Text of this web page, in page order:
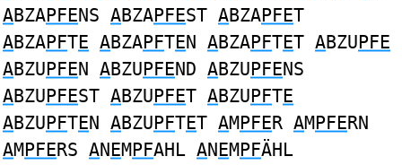
ABZAPFENS ABZAPFEST ABZAPFET
ABZAPFTE ABZAPFTEN ABZAPFTET ABZUPFE
ABZUPFEN ABZUPFEND ABZUPFENS
ABZUPFEST ABZUPFET ABZUPFTE
ABZUPFTEN ABZUPFTET AMPFER AMPFERN
AMPFERS ANEMPFAHL ANEMPFÄHL